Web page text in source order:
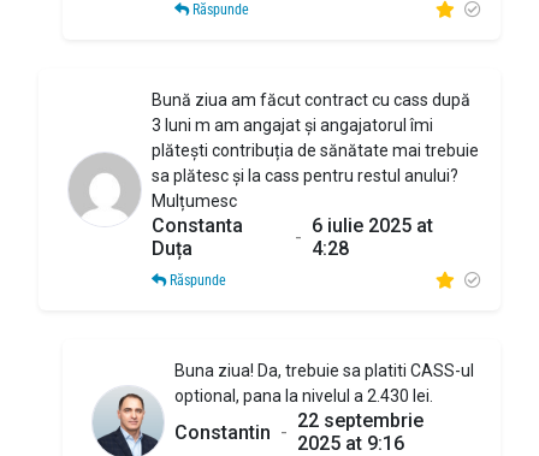
Răspunde
Bună ziua am făcut contract cu cass după
3 luni m am angajat și angajatorul îmi
plătești contribuția de sănătate mai trebuie
sa plătesc și la cass pentru restul anului?
Mulțumesc
Constanta
Duța
- 6 iulie 2025 at
4:28
Răspunde
Buna ziua! Da, trebuie sa platiti CASS-ul
optional, pana la nivelul a 2.430 lei.
Constantin - 22 septembrie
2025 at 9:16